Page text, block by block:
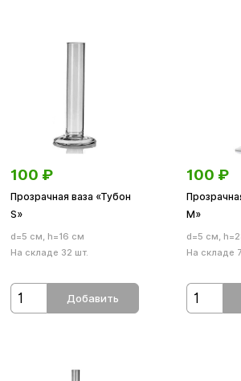
100 ₽
Прозрачная ваза «Тубон
S»
d=5 см, h=16 см
На складе 32 шт.
Добавить
100 ₽
М»
d=5 см,
На складе